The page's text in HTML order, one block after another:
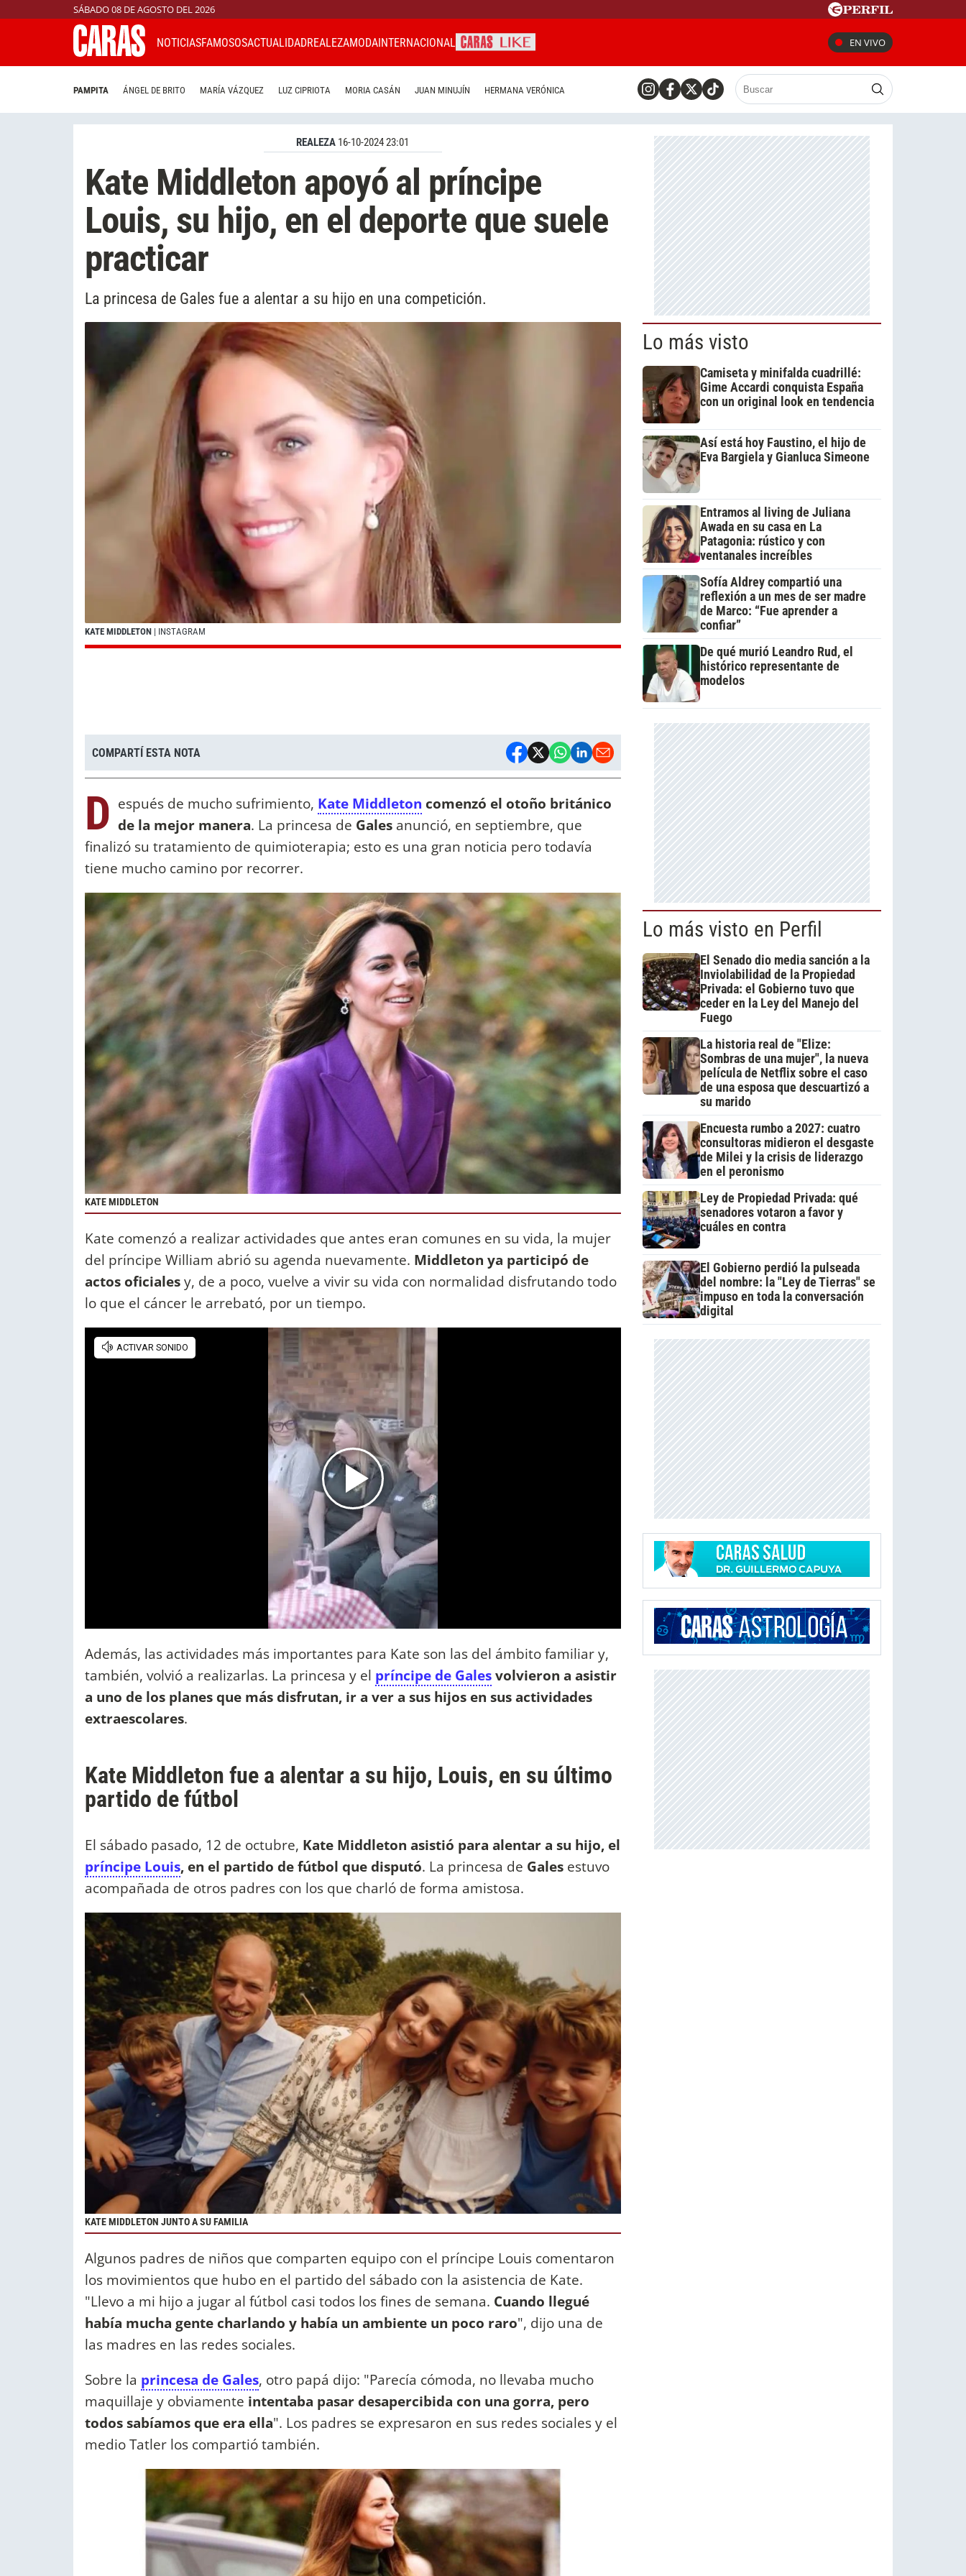
SÁBADO 08 DE AGOSTO DEL 2026
NOTICIASFAMOSOSACTUALIDADREALEZAMODAINTERNACIONAL EN VIVO
PAMPITA ÁNGEL DE BRITO MARÍA VÁZQUEZ LUZ CIPRIOTA MORIA CASÁN JUAN MINUJÍN HERMANA VERÓNICA
REALEZA 16-10-2024 23:01
Kate Middleton apoyó al príncipe
Louis, su hijo, en el deporte que suele
practicar
La princesa de Gales fue a alentar a su hijo en una competición.
KATE MIDDLETON | INSTAGRAM
COMPARTÍ ESTA NOTA
D espués de mucho sufrimiento, Kate Middleton comenzó el otoño británico
de la mejor manera. La princesa de Gales anunció, en septiembre, que
finalizó su tratamiento de quimioterapia; esto es una gran noticia pero todavía
tiene mucho camino por recorrer.
KATE MIDDLETON
Kate comenzó a realizar actividades que antes eran comunes en su vida, la mujer
del príncipe William abrió su agenda nuevamente. Middleton ya participó de
actos oficialesy, de a poco, vuelve a vivir su vida con normalidad disfrutando todo
lo que el cáncer le arrebató, por un tiempo.
Además, las actividades más importantes para Kate son las del ámbito familiar y,
también, volvió a realizarlas. La princesa y el príncipe de Galesvolvieron a asistir
a uno de los planes que más disfrutan, ir a ver a sus hijos en sus actividades
extraescolares.
Kate Middleton fue a alentar a su hijo, Louis, en su último
partido de fútbol
El sábado pasado, 12 de octubre, Kate Middleton asistió para alentar a su hijo, el
príncipe Louis, en el partido de fútbol que disputó. La princesa de Gales estuvo
acompañada de otros padres con los que charló de forma amistosa.
KATE MIDDLETON JUNTO A SU FAMILIA
Algunos padres de niños que comparten equipo con el príncipe Louis comentaron
los movimientos que hubo en el partido del sábado con la asistencia de Kate.
"Llevo a mi hijo a jugar al fútbol casi todos los fines de semana. Cuando llegué
había mucha gente charlando y había un ambiente un poco raro", dijo una de
las madres en las redes sociales.
Sobre la princesa de Gales, otro papá dijo: "Parecía cómoda, no llevaba mucho
maquillaje y obviamente intentaba pasar desapercibida con una gorra, pero
todos sabíamos que era ella". Los padres se expresaron en sus redes sociales y el
medio Tatler los compartió también.
Lo más visto
Camiseta y minifalda cuadrillé:
Gime Accardi conquista España
con un original look en tendencia
Así está hoy Faustino, el hijo de
Eva Bargiela y Gianluca Simeone
Entramos al living de Juliana
Awada en su casa en La
Patagonia: rústico y con
ventanales increíbles
Sofía Aldrey compartió una
reflexión a un mes de ser madre
de Marco: “Fue aprender a
confiar”
De qué murió Leandro Rud, el
histórico representante de
modelos
Lo más visto en Perfil
El Senado dio media sanción a la
Inviolabilidad de la Propiedad
Privada: el Gobierno tuvo que
ceder en la Ley del Manejo del
Fuego
La historia real de "Elize:
Sombras de una mujer", la nueva
película de Netflix sobre el caso
de una esposa que descuartizó a
su marido
Encuesta rumbo a 2027: cuatro
consultoras midieron el desgaste
de Milei y la crisis de liderazgo
en el peronismo
Ley de Propiedad Privada: qué
senadores votaron a favor y
cuáles en contra
El Gobierno perdió la pulseada
del nombre: la "Ley de Tierras" se
impuso en toda la conversación
digital